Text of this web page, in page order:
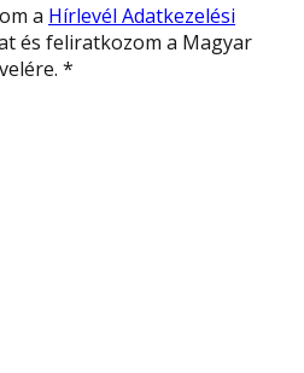
a Hírlevél Adatkezelési
és feliratkozom a Magyar
*